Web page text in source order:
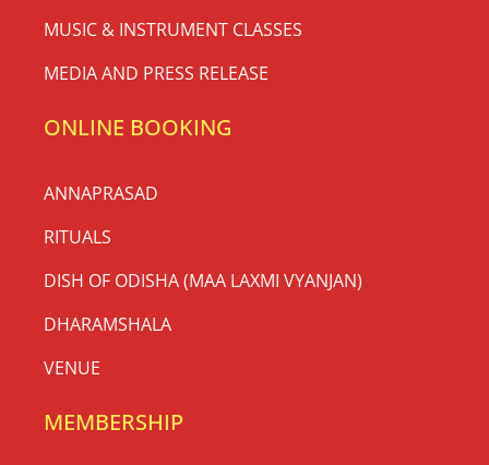
MUSIC & INSTRUMENT CLASSES
MEDIA AND PRESS RELEASE
ONLINE BOOKING
ANNAPRASAD
RITUALS
DISH OF ODISHA (MAA LAXMI VYANJAN)
DHARAMSHALA
VENUE
MEMBERSHIP